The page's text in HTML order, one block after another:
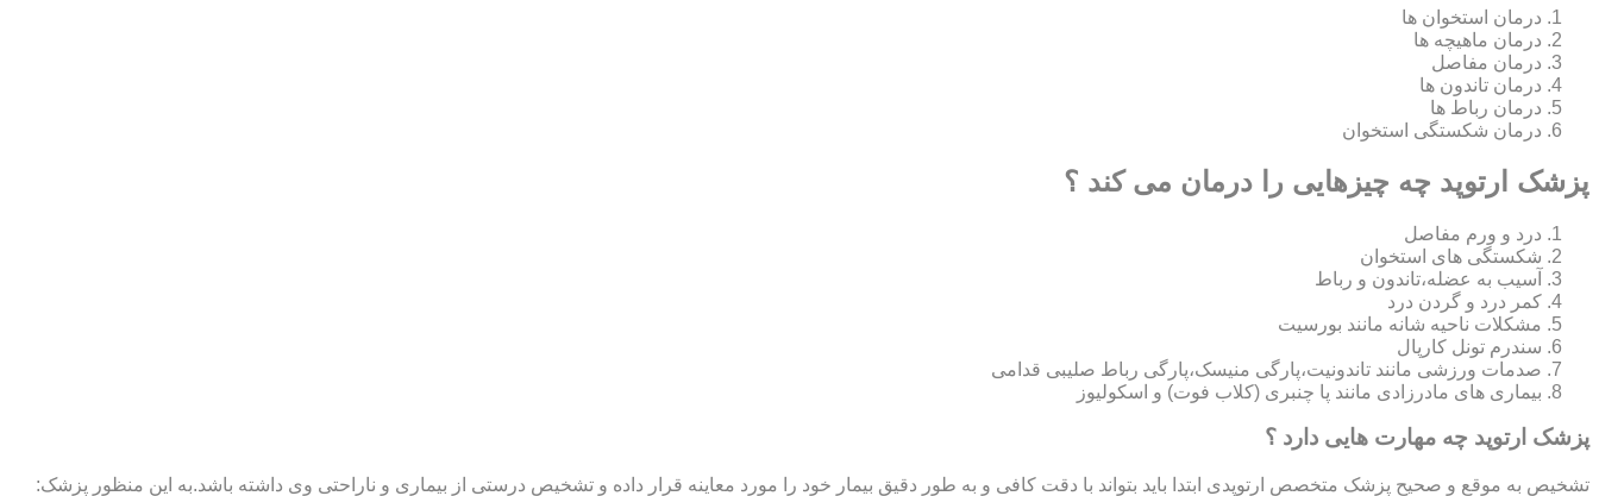
درمان استخوان ها
درمان ماهیچه ها
درمان مفاصل
درمان تاندون ها
درمان رباط ها
درمان شکستگی استخوان
پزشک ارتوپد چه چیزهایی را درمان می کند ؟
درد و ورم مفاصل
شکستگی های استخوان
آسیب به عضله،تاندون و رباط
کمر درد و گردن درد
مشکلات ناحیه شانه مانند بورسیت
سندرم تونل کارپال
صدمات ورزشی مانند تاندونیت،پارگی منیسک،پارگی رباط صلیبی قدامی
بیماری های مادرزادی مانند پا چنبری (کلاب فوت) و اسکولیوز
پزشک ارتوپد چه مهارت هایی دارد ؟
تشخیص به موقع و صحیح پزشک متخصص ارتوپدی ابتدا باید بتواند با دقت کافی و به طور دقیق بیمار خود را مورد معاینه قرار داده و تشخیص درستی از بیماری و ناراحتی وی داشته باشد.به این منظور پزشک: